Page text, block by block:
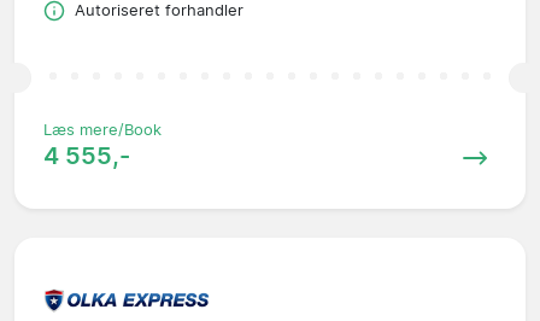
Autoriseret forhandler
Læs mere/Book
4 555,-